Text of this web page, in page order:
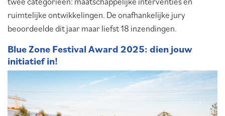
ruimtelijke ontwikkelingen. De onafhankelijke jury
beoordeelde dit jaar maar liefst 18 inzendingen.
Blue Zone Festival Award 2025: dien jouw
initiatief in!